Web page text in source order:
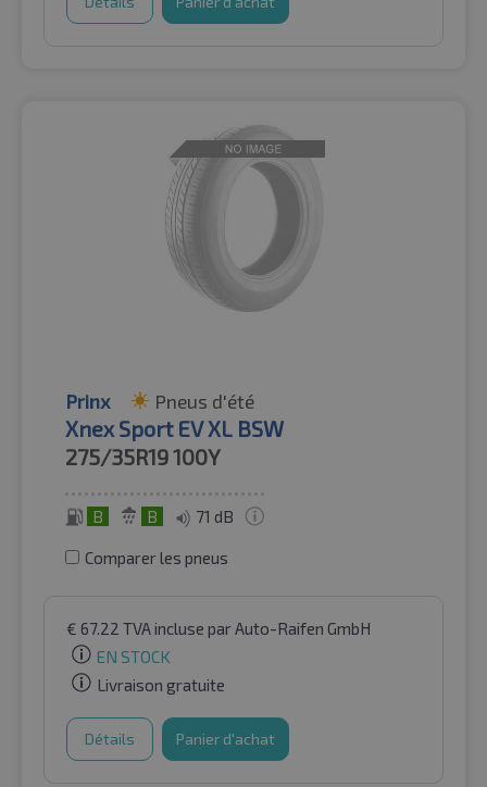
Prinx Pneus d'été
Xnex Sport EV XL BSW
275/35R19100Y
B B 71 dB
Comparer les pneus
€ 67.22 TVA incluse par Auto-Raifen GmbH
EN STOCK
Livraison gratuite
Détails Panier d'achat